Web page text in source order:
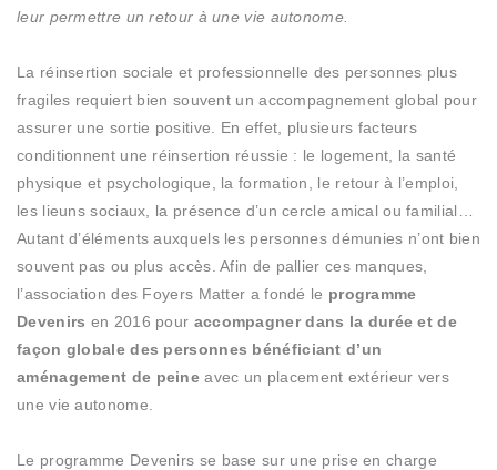
leur permettre un retour à une vie autonome.
La réinsertion sociale et professionnelle des personnes plus
fragiles requiert bien souvent un accompagnement global pour
assurer une sortie positive. En effet, plusieurs facteurs
conditionnent une réinsertion réussie : le logement, la santé
physique et psychologique, la formation, le retour à l’emploi,
les lieuns sociaux, la présence d’un cercle amical ou familial…
Autant d’éléments auxquels les personnes démunies n’ont bien
souvent pas ou plus accès. Afin de pallier ces manques,
l’association des Foyers Matter a fondé le programme
Devenirs en 2016 pour accompagner dans la durée et de
façon globale des personnes bénéficiant d’un
aménagement de peine avec un placement extérieur vers
une vie autonome.
Le programme Devenirs se base sur une prise en charge